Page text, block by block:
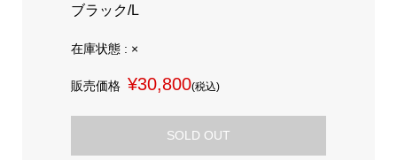
ブラック/L
在庫状態 : ×
販売価格 ¥30,800(税込)
SOLD OUT